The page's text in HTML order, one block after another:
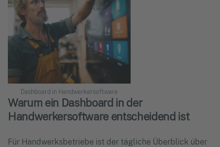
Dashboard in Handwerkersoftware
Warum ein Dashboard in der
Handwerkersoftware entscheidend ist
Für Handwerksbetriebe ist der tägliche Überblick über